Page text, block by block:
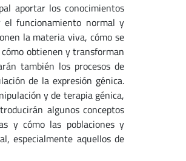
aportar los conocimientos
funcionamiento normal y
la materia viva, cómo se
obtienen y transforman
también los procesos de
de la expresión génica.
y de terapia génica,
algunos conceptos
y cómo las poblaciones y
especialmente aquellos de